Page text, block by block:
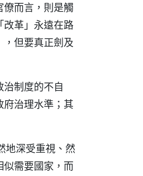
而言，則是觸
改革」永遠在路
但要真正劍及
制度的不自
治理水準；其
地深受重視、然
似需要國家，而